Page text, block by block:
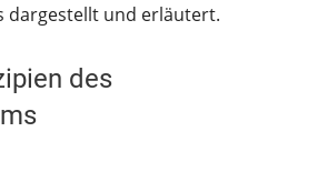
dargestellt und erläutert.
des